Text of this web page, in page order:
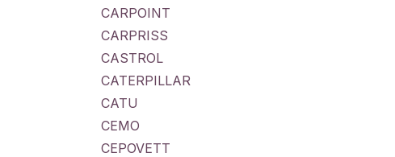
CARPOINT
CARPRISS
CASTROL
CATERPILLAR
CATU
CEMO
CEPOVETT